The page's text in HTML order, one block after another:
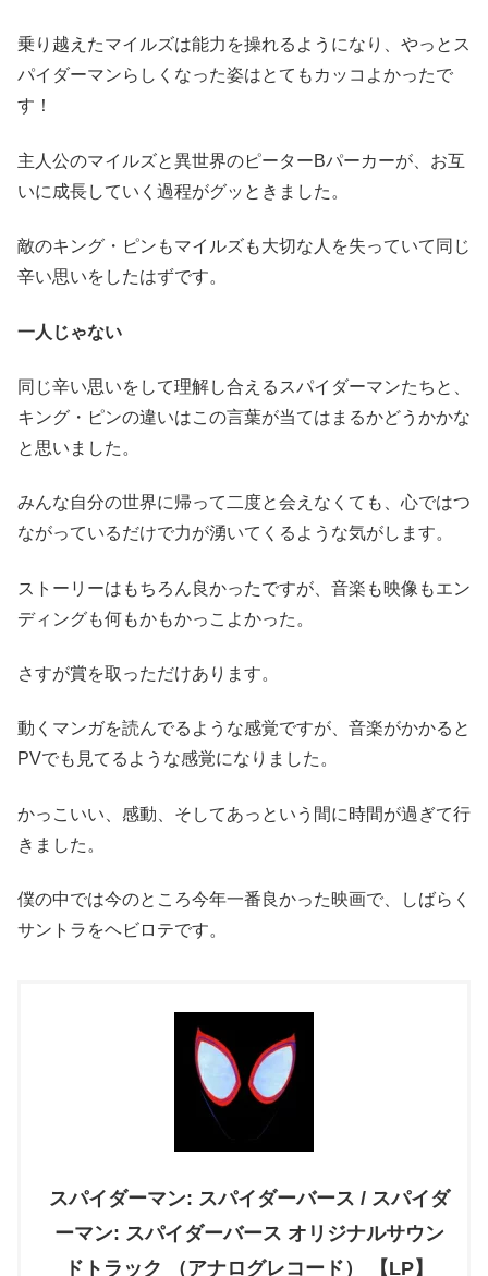
乗り越えたマイルズは能力を操れるようになり、やっとス
パイダーマンらしくなった姿はとてもカッコよかったで
す！
主人公のマイルズと異世界のピーターBパーカーが、お互
いに成長していく過程がグッときました。
敵のキング・ピンもマイルズも大切な人を失っていて同じ
辛い思いをしたはずです。
一人じゃない
同じ辛い思いをして理解し合えるスパイダーマンたちと、
キング・ピンの違いはこの言葉が当てはまるかどうかかな
と思いました。
みんな自分の世界に帰って二度と会えなくても、心ではつ
ながっているだけで力が湧いてくるような気がします。
ストーリーはもちろん良かったですが、音楽も映像もエン
ディングも何もかもかっこよかった。
さすが賞を取っただけあります。
動くマンガを読んでるような感覚ですが、音楽がかかると
PVでも見てるような感覚になりました。
かっこいい、感動、そしてあっという間に時間が過ぎて行
きました。
僕の中では今のところ今年一番良かった映画で、しばらく
サントラをヘビロテです。
スパイダーマン: スパイダーバース / スパイダ
ーマン: スパイダーバース オリジナルサウン
ドトラック （アナログレコード） 【LP】